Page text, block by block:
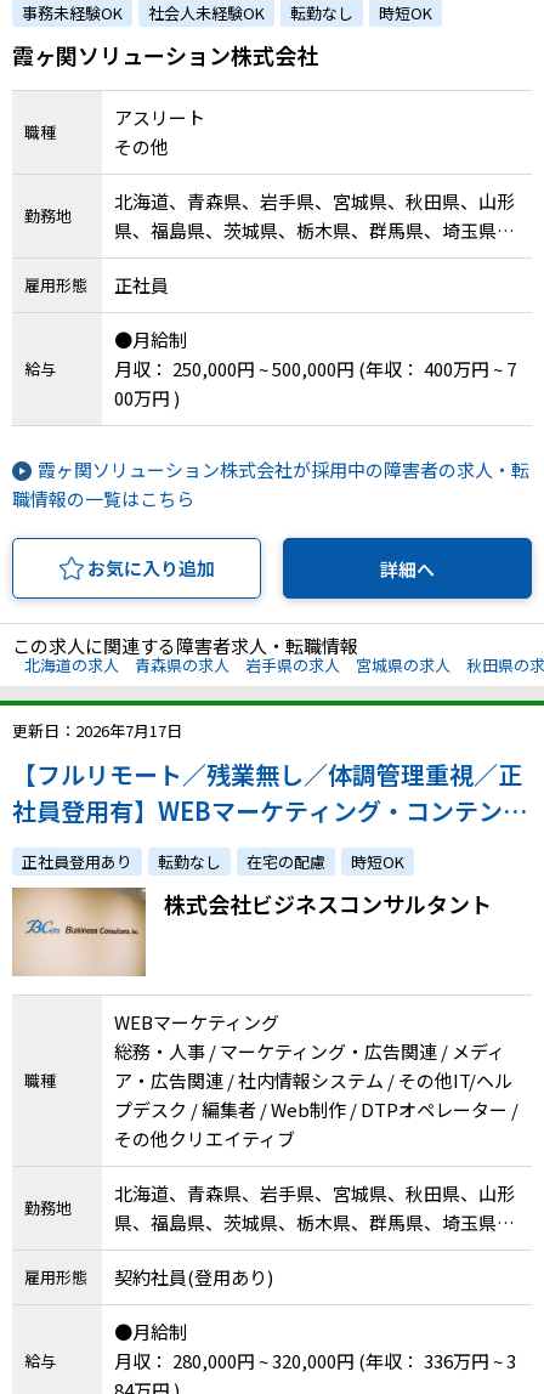
事務未経験OK 社会人未経験OK 転勤なし 時短OK
霞ヶ関ソリューション株式会社
職種
アスリート
その他
勤務地
北海道、青森県、岩手県、宮城県、秋田県、山形
県、福島県、茨城県、栃木県、群馬県、埼玉県、
千葉県、東京都、神奈川県、新潟県、富山県、石
川県、福井県、山梨県、長野県、岐阜県、静岡
県、愛知県、三重県、滋賀県、京都府、大阪府、
兵庫県、奈良県、和歌山県、鳥取県、島根県、岡
山県、広島県、山口県、徳島県、香川県、愛媛
県、高知県、福岡県、佐賀県、長崎県、熊本県、
大分県、宮崎県、鹿児島県、沖縄県
雇用形態 正社員
給与
●月給制
月収： 250,000円 ~ 500,000円 (年収： 400万円 ~ 7
00万円 )
霞ヶ関ソリューション株式会社が採用中の障害者の求人・転
職情報の一覧はこちら
お気に入り追加 詳細へ
この求人に関連する障害者求人・転職情報
北海道の求人 青森県の求人 岩手県の求人 宮城県の求人 秋田県の
更新日：2026年7月17日
【フルリモート／残業無し／体調管理重視／正
社員登用有】WEBマーケティング・コンテンツ
作成／体調への配慮やご家庭との両立をしなが
ら経験を活かしませんか？
正社員登用あり 転勤なし 在宅の配慮 時短OK
株式会社ビジネスコンサルタント
職種
WEBマーケティング
総務・人事 / マーケティング・広告関連 / メディ
ア・広告関連 / 社内情報システム / その他IT/ヘル
プデスク / 編集者 / Web制作 / DTPオペレーター /
その他クリエイティブ
勤務地
北海道、青森県、岩手県、宮城県、秋田県、山形
県、福島県、茨城県、栃木県、群馬県、埼玉県、
千葉県、東京都、神奈川県、新潟県、富山県、石
川県、福井県、山梨県、長野県、岐阜県、静岡
県、愛知県、三重県、滋賀県、京都府、大阪府、
兵庫県、奈良県、和歌山県、鳥取県、島根県、岡
山県、広島県、山口県、徳島県、香川県、愛媛
雇用形態 契約社員(登用あり)
給与
●月給制
月収： 280,000円 ~ 320,000円 (年収： 336万円 ~ 3